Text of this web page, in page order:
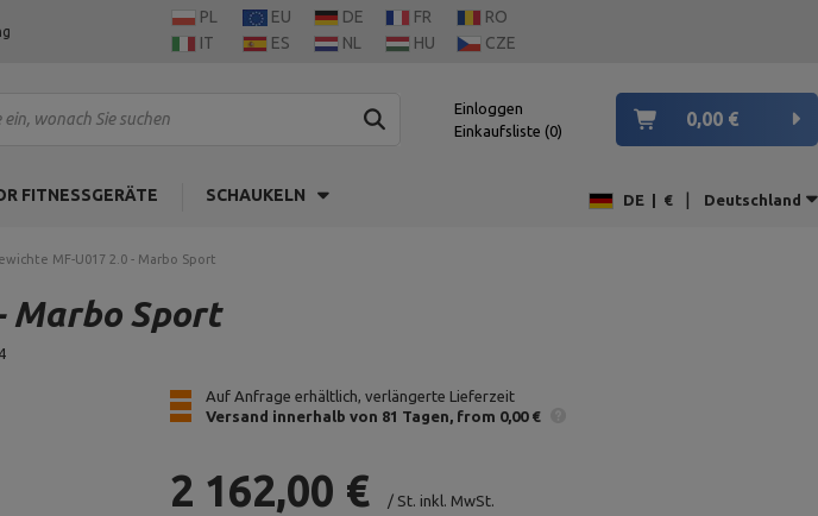
PL EU DE FR
RO
IT
ES NL HU CZE
Einloggen
Einkaufsliste 0
0,00 €
FITNESSGERÄTE SCHAUKELN DE € | Deutschland
MF-U017 2.0 - Marbo Sport
Marbo Sport
Auf Anfrage erhältlich, verlängerte Lieferzeit
Versand innerhalb von 81 Tagen from 0,00 €
2 162,00 € / St. inkl. MwSt.